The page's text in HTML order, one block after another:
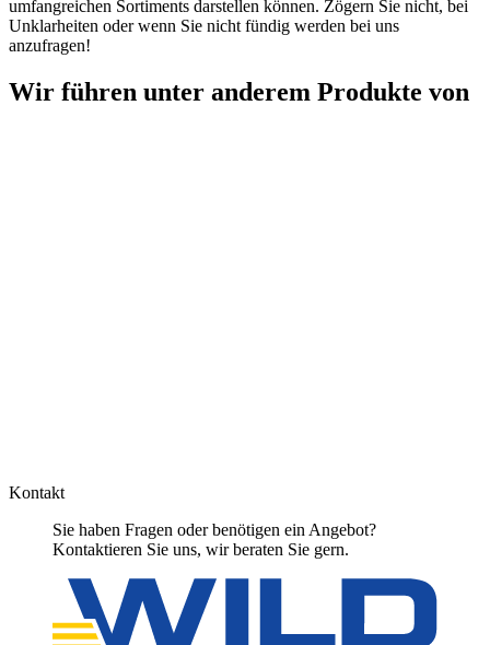
umfangreichen Sortiments darstellen können. Zögern Sie nicht, bei
Unklarheiten oder wenn Sie nicht fündig werden bei uns
anzufragen!
Wir führen unter anderem Produkte von
Kontakt
Sie haben Fragen oder benötigen ein Angebot?
Kontaktieren Sie uns, wir beraten Sie gern.